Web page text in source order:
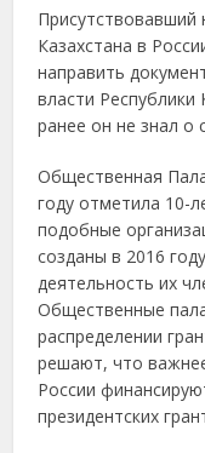
Присутствовавший
Казахстана в
направить
власти Республики
ранее он не знал о
Общественная
году отметила 10-
подобные
созданы в 2016
деятельность их
Общественные
распределении
решают, что
России
президентских